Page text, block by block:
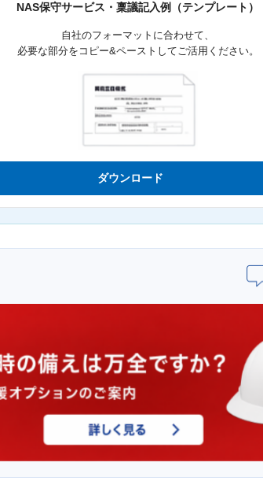
NAS保守サービス・稟議記入例（テンプレート）
自社のフォーマットに合わせて、
必要な部分をコピー&ペーストしてご活用ください。
ダウンロード